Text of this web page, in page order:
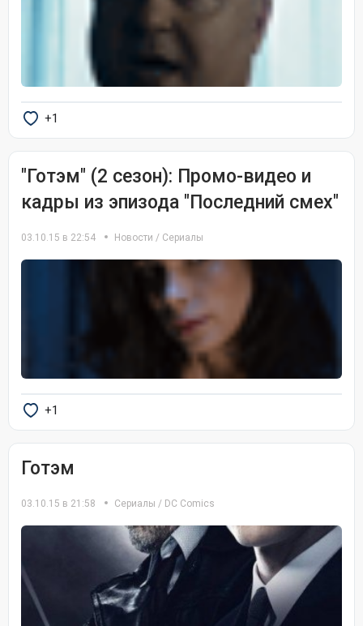
+1
"Готэм" (2 сезон): Промо-видео и
кадры из эпизода "Последний смех"
03.10.15 в 22:54 Новости / Сериалы
+1
Готэм
03.10.15 в 21:58 Сериалы / DC Comics